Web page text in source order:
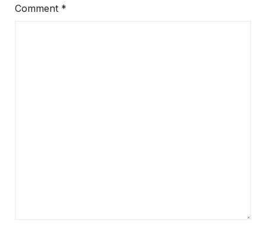
Comment *